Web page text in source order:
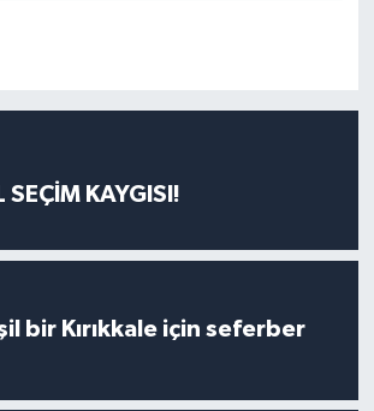
SEÇİM KAYGISI!
bir Kırıkkale için seferber